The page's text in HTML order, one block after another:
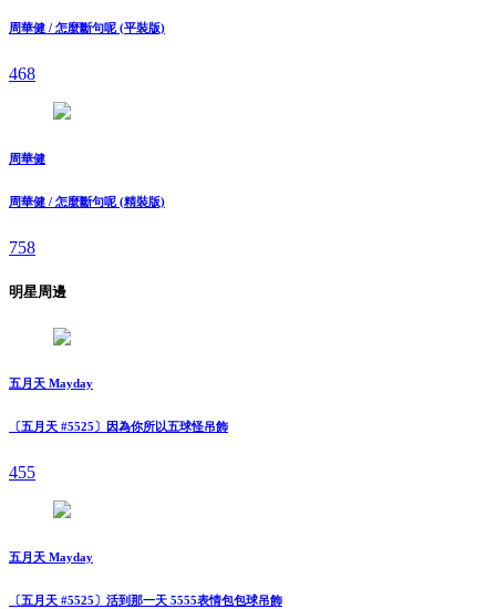
周華健 / 怎麼斷句呢 (平裝版)
468
周華健
周華健 / 怎麼斷句呢 (精裝版)
758
明星周邊
五月天 Mayday
〔五月天 #5525〕因為你所以五球怪吊飾
455
五月天 Mayday
〔五月天 #5525〕活到那一天 5555表情包包球吊飾